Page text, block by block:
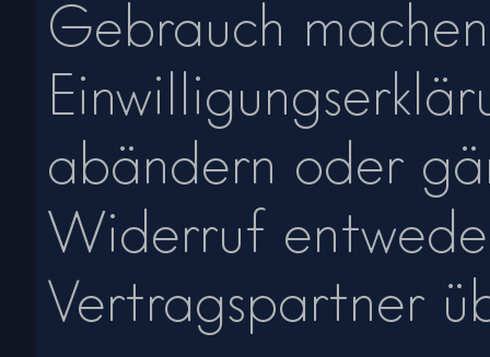
Gebrauch
abändern oder
Widerruf
Vertragspartner